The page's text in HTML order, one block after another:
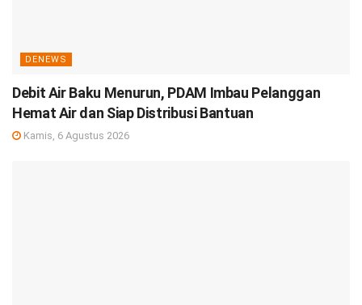
DENEWS
Debit Air Baku Menurun, PDAM Imbau Pelanggan
Hemat Air dan Siap Distribusi Bantuan
Kamis, 6 Agustus 2026